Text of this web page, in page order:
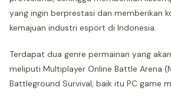
yang ingin berprestasi dan memberikan
kemajuan industri esport di Indonesia.
Terdapat dua genre permainan yang
meliputi Multiplayer Online Battle Arena
Battleground Survival, baik itu PC game